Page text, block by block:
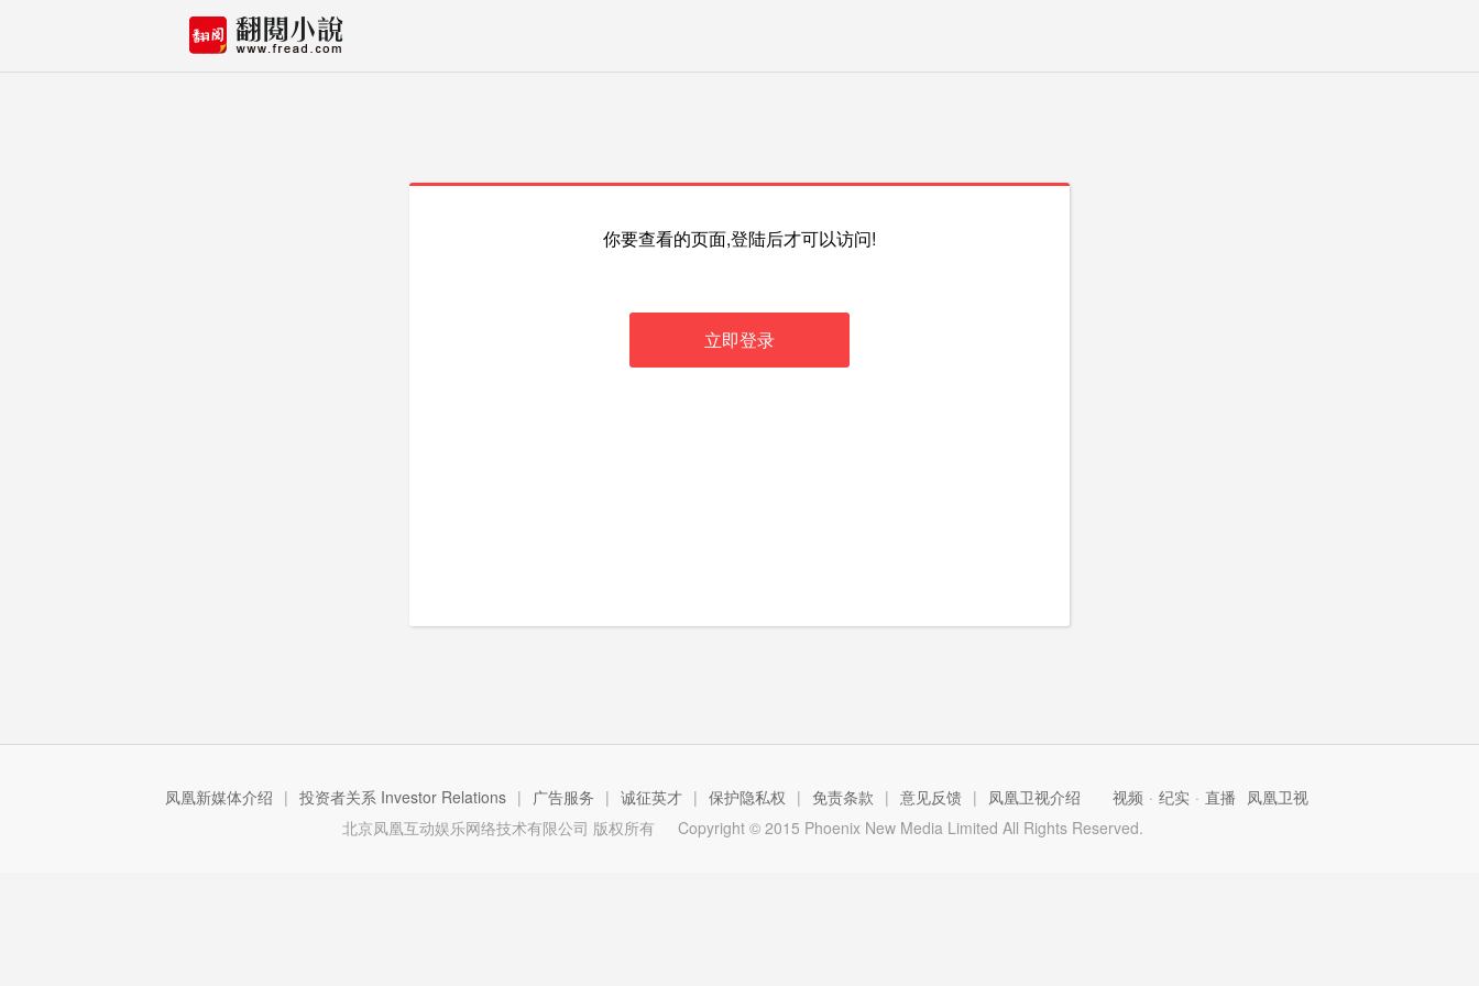
你要查看的页面,登陆后才可以访问!
立即登录
凤凰新媒体介绍 | 投资者关系 Investor Relations | 广告服务 | 诚征英才 | 保护隐私权 | 免责条款 | 意见反馈 | 凤凰卫视介绍 视频 · 纪实 · 直播 凤凰卫视
北京凤凰互动娱乐网络技术有限公司 版权所有
Copyright © 2015 Phoenix New Media Limited All Rights Reserved.